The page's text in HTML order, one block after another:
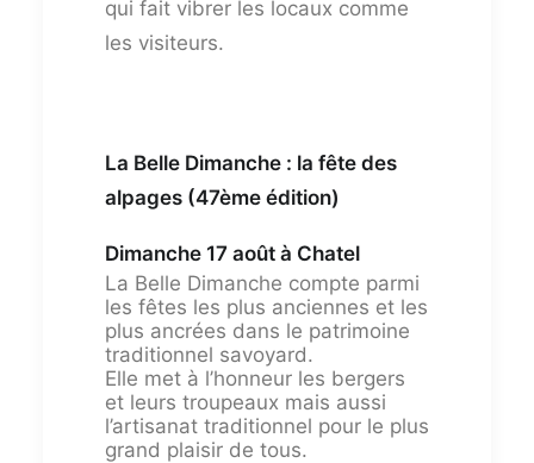
qui fait vibrer les locaux comme
les visiteurs.
La Belle Dimanche : la fête des
alpages (47ème édition)
Dimanche 17 août à Chatel
La Belle Dimanche compte parmi
les fêtes les plus anciennes et les
plus ancrées dans le patrimoine
traditionnel savoyard.
Elle met à l’honneur les bergers
et leurs troupeaux mais aussi
l’artisanat traditionnel pour le plus
grand plaisir de tous.